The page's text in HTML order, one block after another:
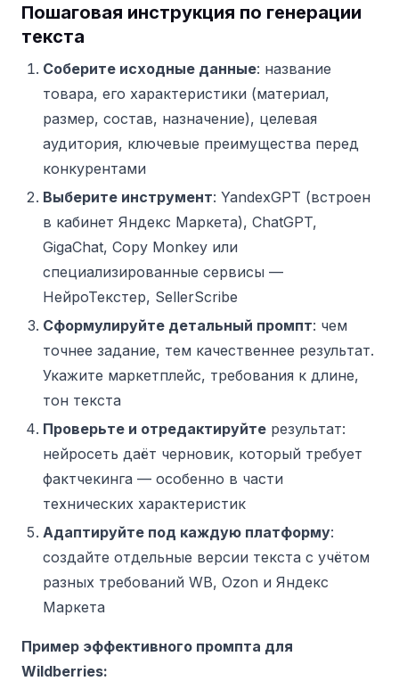
Пошаговая инструкция по генерации
текста
Соберите исходные данные: название
товара, его характеристики (материал,
размер, состав, назначение), целевая
аудитория, ключевые преимущества перед
конкурентами
Выберите инструмент: YandexGPT (встроен
в кабинет Яндекс Маркета), ChatGPT,
GigaChat, Copy Monkey или
специализированные сервисы —
НейроТекстер, SellerScribe
Сформулируйте детальный промпт: чем
точнее задание, тем качественнее результат.
Укажите маркетплейс, требования к длине,
тон текста
Проверьте и отредактируйте результат:
нейросеть даёт черновик, который требует
фактчекинга — особенно в части
технических характеристик
Адаптируйте под каждую платформу:
создайте отдельные версии текста с учётом
разных требований WB, Ozon и Яндекс
Маркета
Пример эффективного промпта для
Wildberries: